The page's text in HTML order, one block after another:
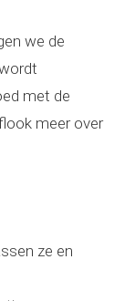
we de
met de
meer over
ze en